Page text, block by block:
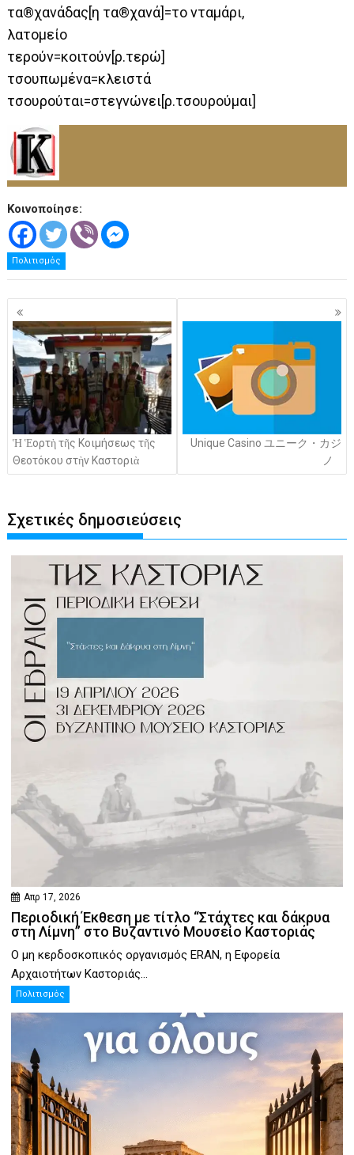
τα®χανάδας[η τα®χανά]=το νταμάρι,
λατομείο
τερούν=κοιτούν[ρ.τερώ]
τσουπωμένα=κλειστά
τσουρούται=στεγνώνει[ρ.τσουρούμαι]
Κοινοποίησε:
Πολιτισμός
Πλοήγηση
άρθρων
Ἡ Ἑορτὴ τῆς Κοιμήσεως τῆς
Θεοτόκου στὴν Καστοριὰ
Unique Casino ユニーク・カジ
ノ
Σχετικές δημοσιεύσεις
Απρ 17, 2026
Περιοδική Έκθεση με τίτλο “Στάχτες και δάκρυα
στη Λίμνη” στο Βυζαντινό Μουσείο Καστοριάς
Ο μη κερδοσκοπικός οργανισμός ERAN, η Εφορεία
Αρχαιοτήτων Καστοριάς...
Πολιτισμός